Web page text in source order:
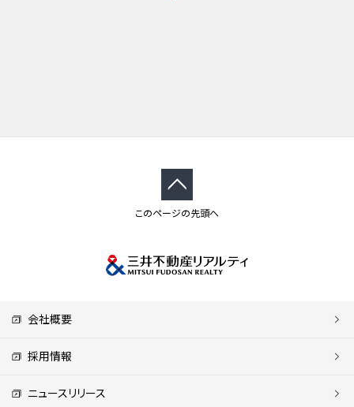
このページの先頭へ
会社概要
採用情報
ニュースリリース